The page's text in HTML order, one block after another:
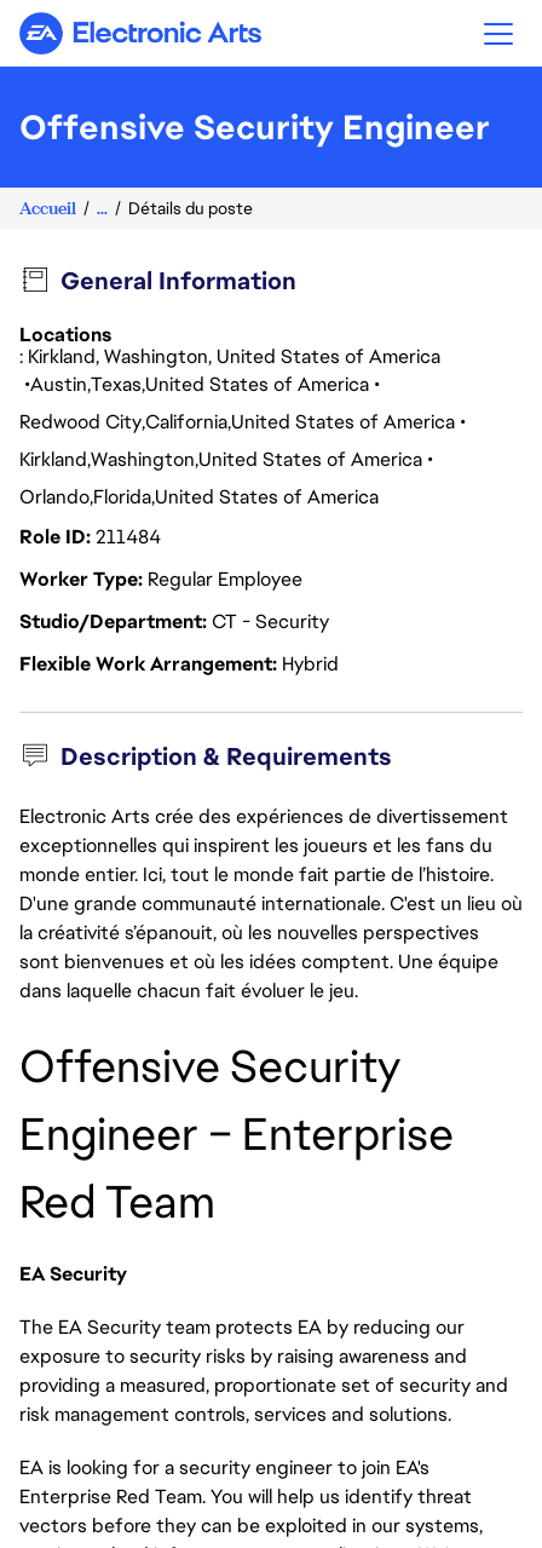
Electronic Arts
Offensive Security Engineer
Accueil ... Détails du poste
General Information
Locations
: Kirkland, Washington, United States of America
AustinTexas United States of America
Redwood CityCaliforniaUnited States of America
KirklandWashington United States of America
OrlandoFloridaUnited States of America
Role ID211484
Worker Type Regular Employee
Studio/DepartmentCT - Security
Flexible Work Arrangement Hybrid
Description & Requirements
Electronic Arts crée des expériences de divertissement
exceptionnelles qui inspirent les joueurs et les fans du
monde entier. Ici, tout le monde fait partie de l’histoire.
D'une grande communauté internationale. C'est un lieu où
la créativité s’épanouit, où les nouvelles perspectives
sont bienvenues et où les idées comptent. Une équipe
dans laquelle chacun fait évoluer le jeu.
Offensive Security
Engineer – Enterprise
Red Team
EA Security
The EA Security team protects EA by reducing our
exposure to security risks by raising awareness and
providing a measured, proportionate set of security and
risk management controls, services and solutions.
EA is looking for a security engineer to join EA's
Enterprise Red Team. You will help us identify threat
vectors before they can be exploited in our systems,